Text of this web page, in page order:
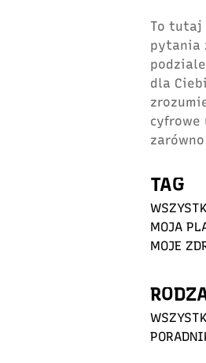
To tutaj
pytania
dla
cyfrowe
TAG
MOJA
MOJE